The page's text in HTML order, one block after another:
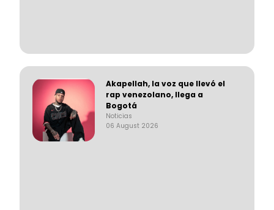
Akapellah, la voz que llevó el
rap venezolano, llega a
Bogotá
Noticias
06 August 2026